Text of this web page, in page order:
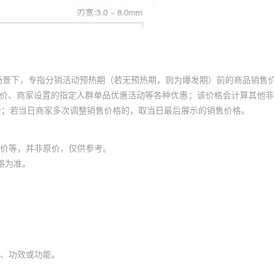
下，专指分销活动预热期（若无预热期，则为爆发期）前的商品销售
商家设置的指定人群单品优惠活动等各种优惠；该价格会计算其他
当日商家多次调整销售价格的，取当日最后展示的销售价格。
等，并非原价，仅供参考。
准。
功效或功能。